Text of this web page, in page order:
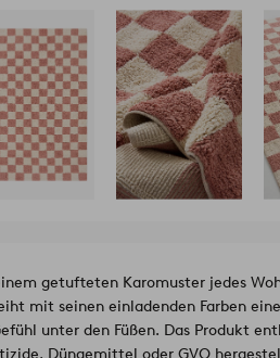
getufteten Karomuster jedes
mit seinen einladenden Farben
unter den Füßen. Das Produkt
Düngemittel oder GVO